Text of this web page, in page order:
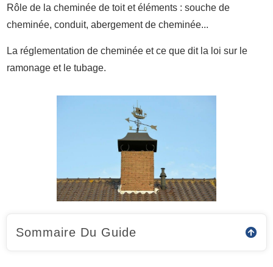
Rôle de la cheminée de toit et éléments : souche de
cheminée, conduit, abergement de cheminée...
La réglementation de cheminée et ce que dit la loi sur le
ramonage et le tubage.
Sommaire Du Guide